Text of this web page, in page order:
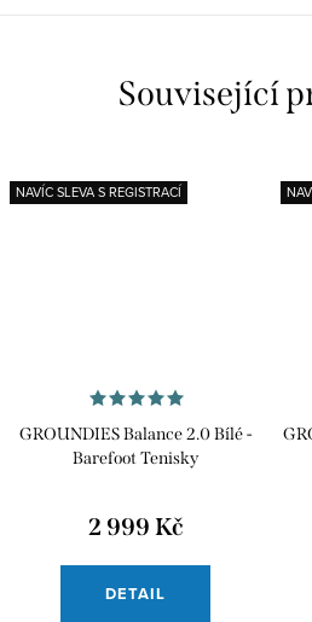
Související
NAVÍC SLEVA S REGISTRACÍ
GROUNDIES Balance 2.0 Bílé -
Barefoot Tenisky
2 999 Kč
DETAIL